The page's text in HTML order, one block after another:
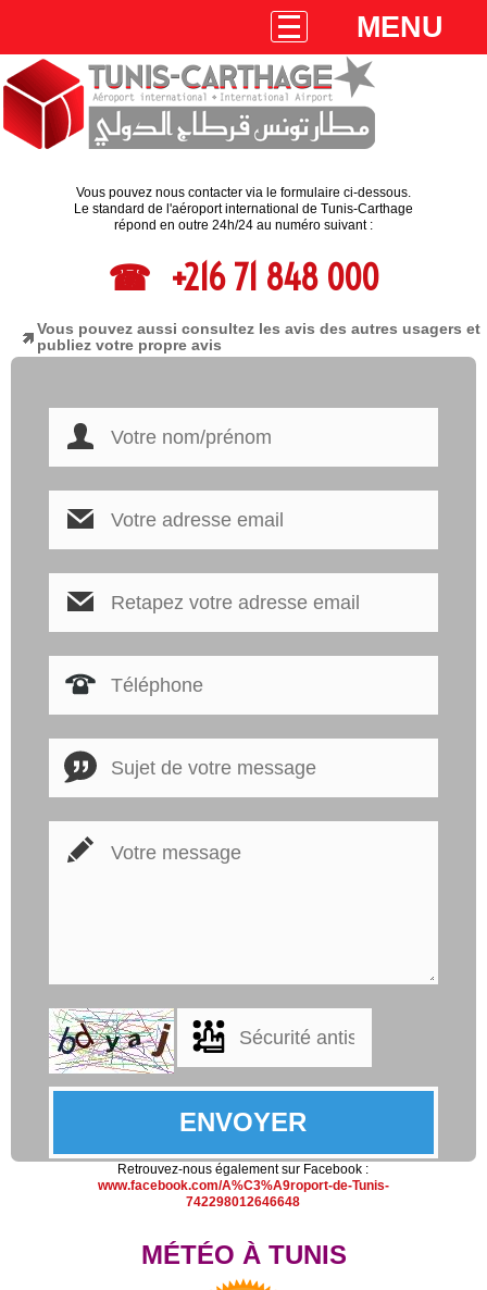
MENU
Vous pouvez nous contacter via le formulaire ci-dessous.
Le standard de l'aéroport international de Tunis-Carthage
répond en outre 24h/24 au numéro suivant :
+216 71 848 000
Vous pouvez aussi consultez les avis des autres usagers et
publiez votre propre avis
Retrouvez-nous également sur Facebook :
www.facebook.com/A%C3%A9roport-de-Tunis-
742298012646648
MÉTÉO À TUNIS